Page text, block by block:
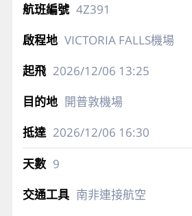
4Z391
VICTORIA FALLS機場
2026/12/06 13:25
開普敦機場
2026/12/06 16:30
9
南非連接航空